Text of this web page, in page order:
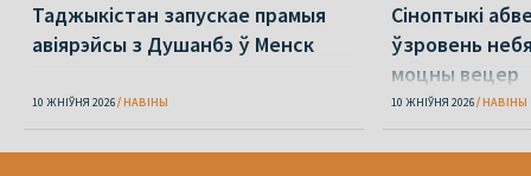
Таджыкістан запускае прамыя
авіярэйсы з Душанбэ ў Менск
10 ЖНІЎНЯ 2026 НАВІНЫ
Сіноптыкі
ўзровень
моцны вецер
10 ЖНІЎНЯ 2026 НАВІНЫ